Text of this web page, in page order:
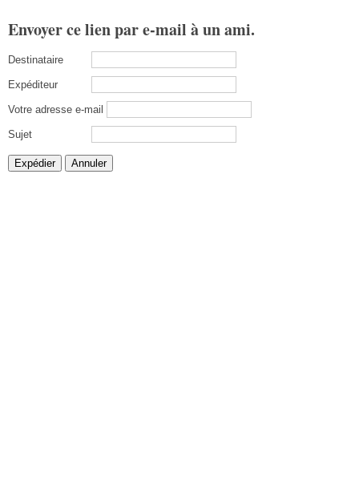
Envoyer ce lien par e-mail à un ami.
Destinataire
Expéditeur
Votre adresse e-mail
Sujet
Expédier Annuler